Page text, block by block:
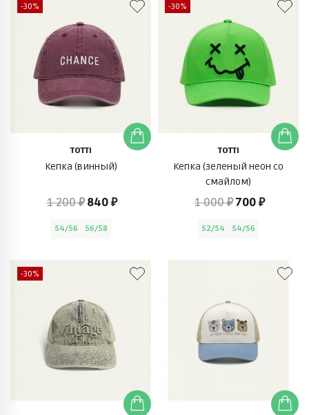
-30%
TOTTI
Кепка (винный)
1 200 ₽ 840 ₽
54/56 56/58
-30%
TOTTI
Кепка (зеленый неон со
смайлом)
1 000 ₽ 700 ₽
52/54 54/56
-30%